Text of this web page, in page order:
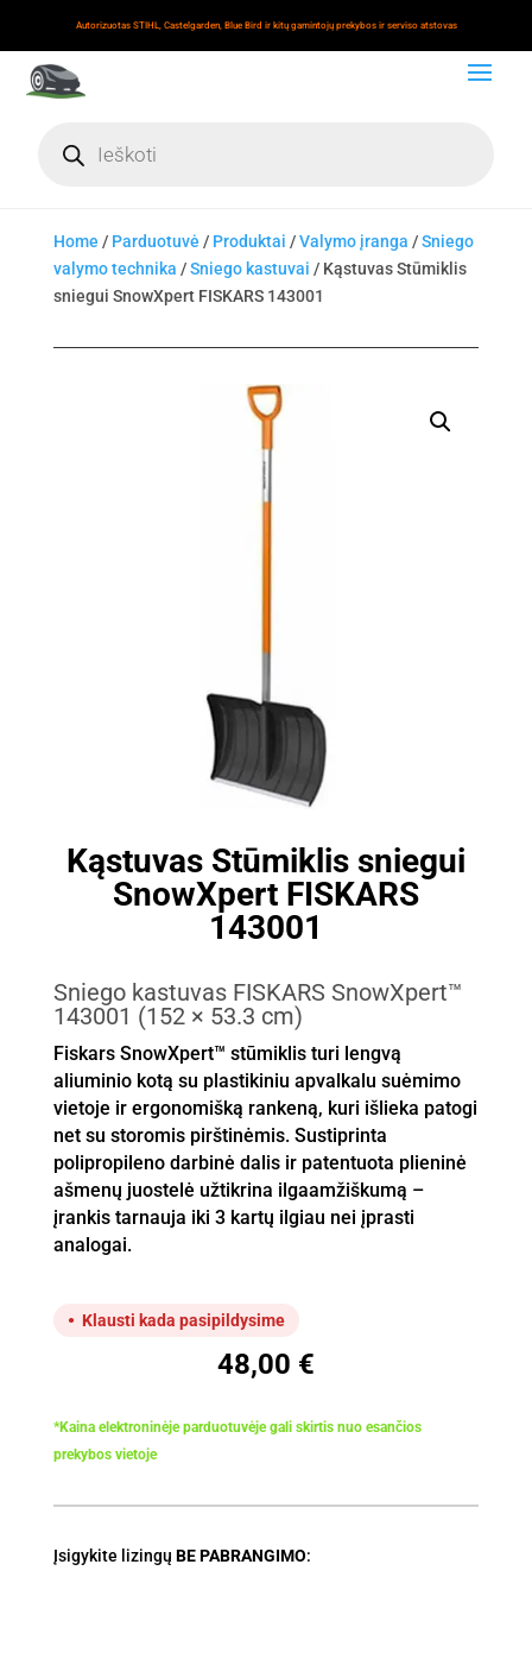
Autorizuotas STIHL, Castelgarden, Blue Bird ir kitų gamintojų prekybos ir serviso atstovas
search
Home / Parduotuvė / Produktai /Valymo įranga /Sniego
valymo technika /Sniego kastuvai / Kąstuvas Stūmiklis
sniegui SnowXpert FISKARS 143001
Kąstuvas Stūmiklis sniegui
SnowXpert FISKARS
143001
Sniego kastuvas FISKARS SnowXpert™
143001 (152 × 53.3 cm)
Fiskars SnowXpert™ stūmiklis turi lengvą
aliuminio kotą su plastikiniu apvalkalu suėmimo
vietoje ir ergonomišką rankeną, kuri išlieka patogi
net su storomis pirštinėmis. Sustiprinta
polipropileno darbinė dalis ir patentuota plieninė
ašmenų juostelė užtikrina ilgaamžiškumą –
įrankis tarnauja iki 3 kartų ilgiau nei įprasti
analogai.
Klausti kada pasipildysime
48,00 €
*Kaina elektroninėje parduotuvėje gali skirtis nuo esančios
prekybos vietoje
Įsigykite lizingų BE PABRANGIMO: